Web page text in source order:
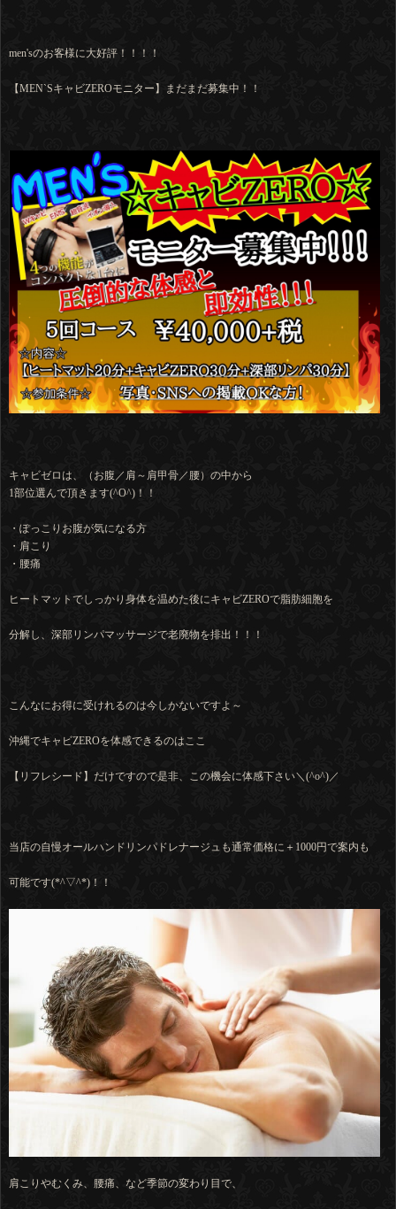
men'sのお客様に大好評！！！！
【MEN`SキャビZEROモニター】まだまだ募集中！！
キャビゼロは、（お腹／肩～肩甲骨／腰）の中から
1部位選んで頂きます(^O^)！！
・ぽっこりお腹が気になる方
・肩こり
・腰痛
ヒートマットでしっかり身体を温めた後にキャビZEROで脂肪細胞を
分解し、深部リンパマッサージで老廃物を排出！！！
こんなにお得に受けれるのは今しかないですよ～
沖縄でキャビZEROを体感できるのはここ
【リフレシード】だけですので是非、この機会に体感下さい＼(^o^)／
当店の自慢オールハンドリンパドレナージュも通常価格に＋1000円で案内も
可能です(*^▽^*)！！
肩こりやむくみ、腰痛、など季節の変わり目で、